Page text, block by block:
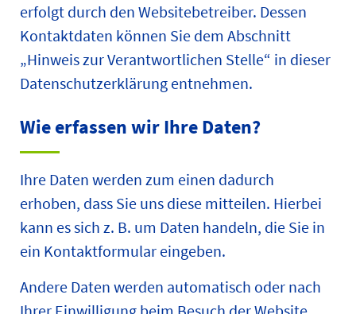
erfolgt durch den Websitebetreiber. Dessen
Kontaktdaten können Sie dem Abschnitt
„Hinweis zur Verantwortlichen Stelle“ in dieser
Datenschutzerklärung entnehmen.
Wie erfassen wir Ihre Daten?
Ihre Daten werden zum einen dadurch
erhoben, dass Sie uns diese mitteilen. Hierbei
kann es sich z. B. um Daten handeln, die Sie in
ein Kontaktformular eingeben.
Andere Daten werden automatisch oder nach
Ihrer Einwilligung beim Besuch der Website